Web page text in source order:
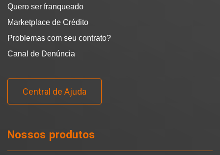
Quero ser franqueado
Marketplace de Crédito
Problemas com seu contrato?
Canal de Denúncia
Central de Ajuda
Nossos produtos